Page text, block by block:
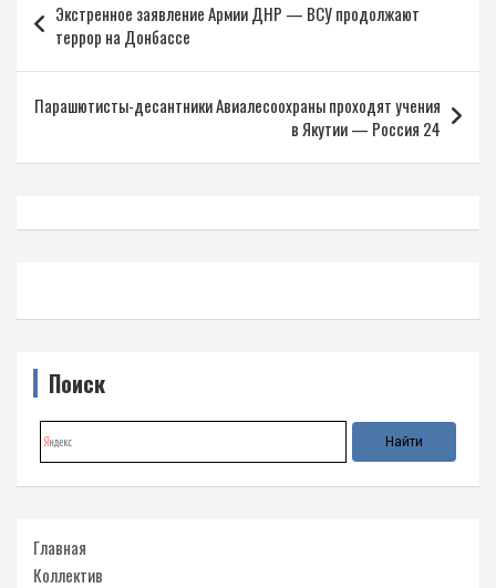
по
записям
Экстренное заявление Армии ДНР — ВСУ продолжают
террор на Донбассе
Парашютисты-десантники Авиалесоохраны проходят учения
в Якутии — Россия 24
Поиск
Главная
Коллектив